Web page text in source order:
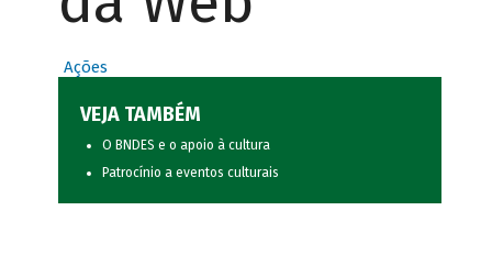
Ações
VEJA TAMBÉM
O BNDES e o apoio à cultura
Patrocínio a eventos culturais